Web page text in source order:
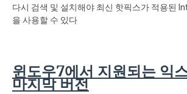
다시 검색 및 설치해야 최신 핫픽스가 적용된
을 사용할 수 있다
윈도우7에서 지원되는 익
마지막 버전